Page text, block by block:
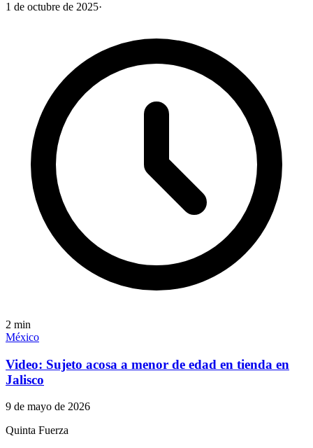
1 de octubre de 2025·
2 min
México
Video: Sujeto acosa a menor de edad en tienda en
Jalisco
9 de mayo de 2026
Quinta Fuerza